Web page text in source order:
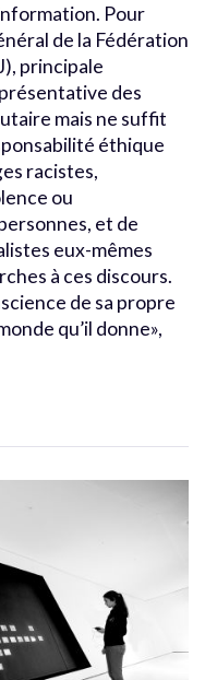
Pour
de la Fédération
principale
des
mais ne suffit
éthique
racistes,
ou
et de
eux-mêmes
à ces discours.
de sa propre
qu’il donne»,